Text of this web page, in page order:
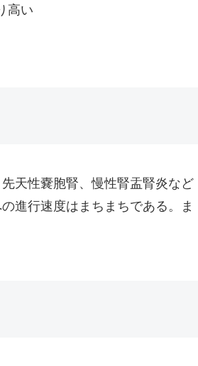
高い
天性嚢胞腎、慢性腎盂腎炎など
進行速度はまちまちである。ま